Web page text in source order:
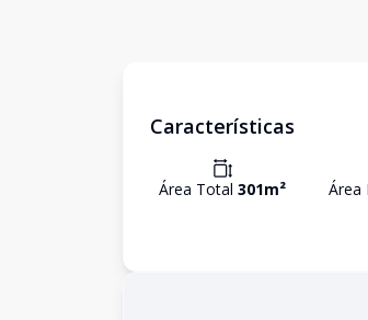
Características
Área Total 301m² Área